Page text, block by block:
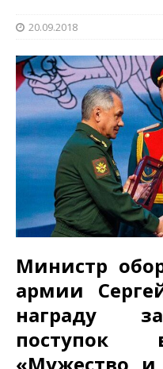
20.09.2018
Министр
армии
награду
поступок